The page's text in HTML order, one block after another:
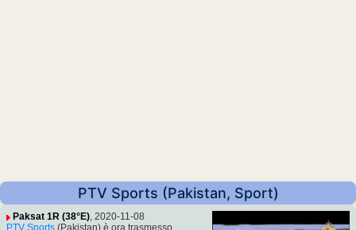
PTV Sports (Pakistan, Sport)
Paksat 1R (38°E), 2020-11-08